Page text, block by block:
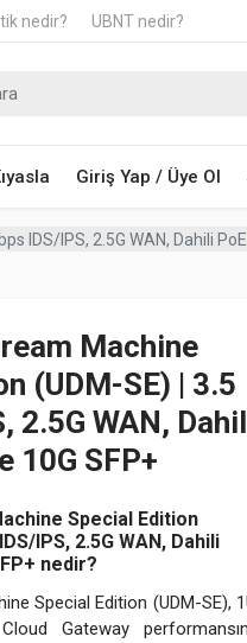
nedir? UBNT nedir?
Giriş Yap / Üye Ol
IDS/IPS, 2.5G WAN, Dahili
Machine
(UDM-SE) | 3.5
2.5G WAN,
10G SFP+
Special Edition
IPS, 2.5G WAN, Dahili
nedir?
Special Edition (UDM-SE),
Gateway